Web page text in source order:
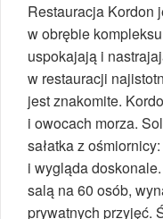
Restauracja Kordon
w obrębie
uspokajają i
w restauracji
jest znakomite.
i owocach morza.
sałatka z
i wygląda
salą na 60 osób,
prywatnych przyjęć.